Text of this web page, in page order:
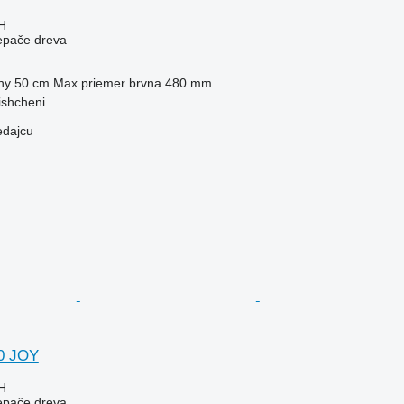
dreva
50 cm Max.priemer brvna 480 mm
JOY